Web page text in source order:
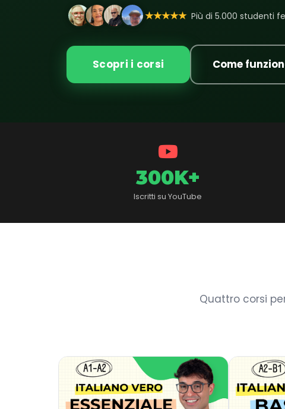
★★★★★ Più di 5.000 studenti
Scopri i corsi Come
300K+
Iscritti su YouTube
Quattro corsi